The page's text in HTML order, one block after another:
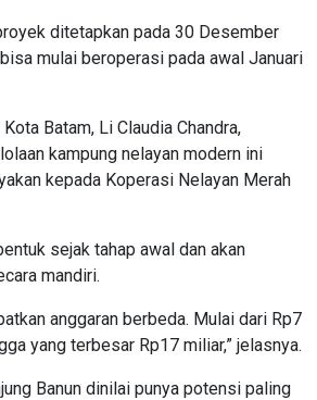
ditetapkan pada 30 Desember
mulai beroperasi pada awal Januari
Batam, Li Claudia Chandra,
kampung nelayan modern ini
kepada Koperasi Nelayan Merah
sejak tahap awal dan akan
mandiri.
anggaran berbeda. Mulai dari Rp7
yang terbesar Rp17 miliar,” jelasnya.
Banun dinilai punya potensi paling